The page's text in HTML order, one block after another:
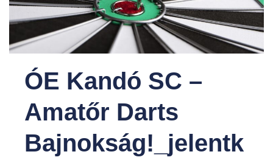
ÓE Kandó SC –
Amatőr Darts
Bajnokság!_jelentk